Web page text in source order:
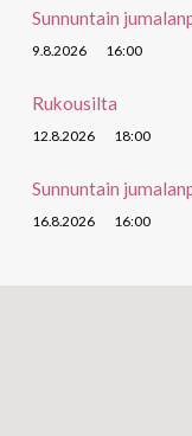
Sunnuntain
9.8.2026 16:00
Rukousilta
12.8.2026 18:00
Sunnuntain
16.8.2026 16:00